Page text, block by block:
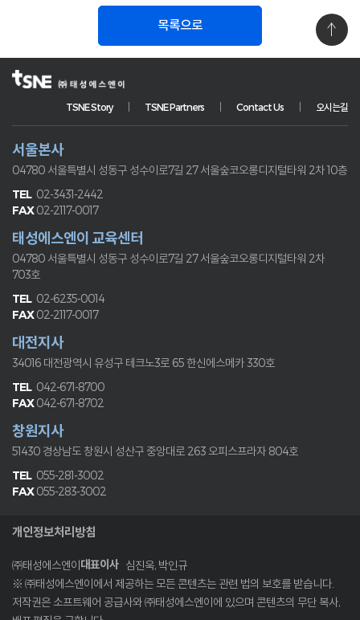
목록으로
TSNE Story TSNE Partners Contact Us 오시는길
서울본사
04780 서울특별시 성동구 성수이로7길 27서울숲코오롱디지털타워 2차 10층
02-3431-2442
02-2117-0017
태성에스엔이 교육센터
04780 서울특별시 성동구 성수이로7길 27서울숲코오롱디지털타워 2차
703호
02-6235-0014
02-2117-0017
대전지사
34016 대전광역시 유성구 테크노3로 65 한신에스메카 330호
042-671-8700
042-671-8702
창원지사
51430 경상남도 창원시 성산구 중앙대로 263오피스프라자 804호
055-281-3002
055-283-3002
㈜태성에스엔이대표이사 심진욱, 박인규
※ ㈜태성에스엔이에서 제공하는 모든 콘텐츠는 관련 법의 보호를 받습니다.
저작권은 소프트웨어 공급사와 ㈜태성에스엔이에 있으며 콘텐츠의 무단 복사,
개인정보처리방침